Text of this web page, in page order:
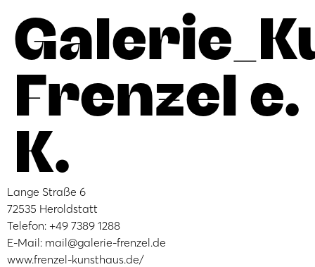
Frenzel e.
K.
Lange Straße 6
72535 Heroldstatt
Telefon: +49 7389 1288
E-Mail: mail@galerie-frenzel.de
www.frenzel-kunsthaus.de/